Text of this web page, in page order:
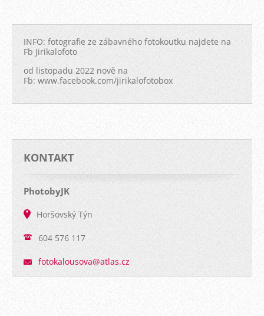
INFO: fotografie ze zábavného fotokoutku najdete na
Fb Jirikalofoto
od listopadu 2022 nově na
Fb: www.facebook.com/jirikalofotobox
KONTAKT
PhotobyJK
Horšovský Týn
604 576 117
fotokalousova@atlas.cz